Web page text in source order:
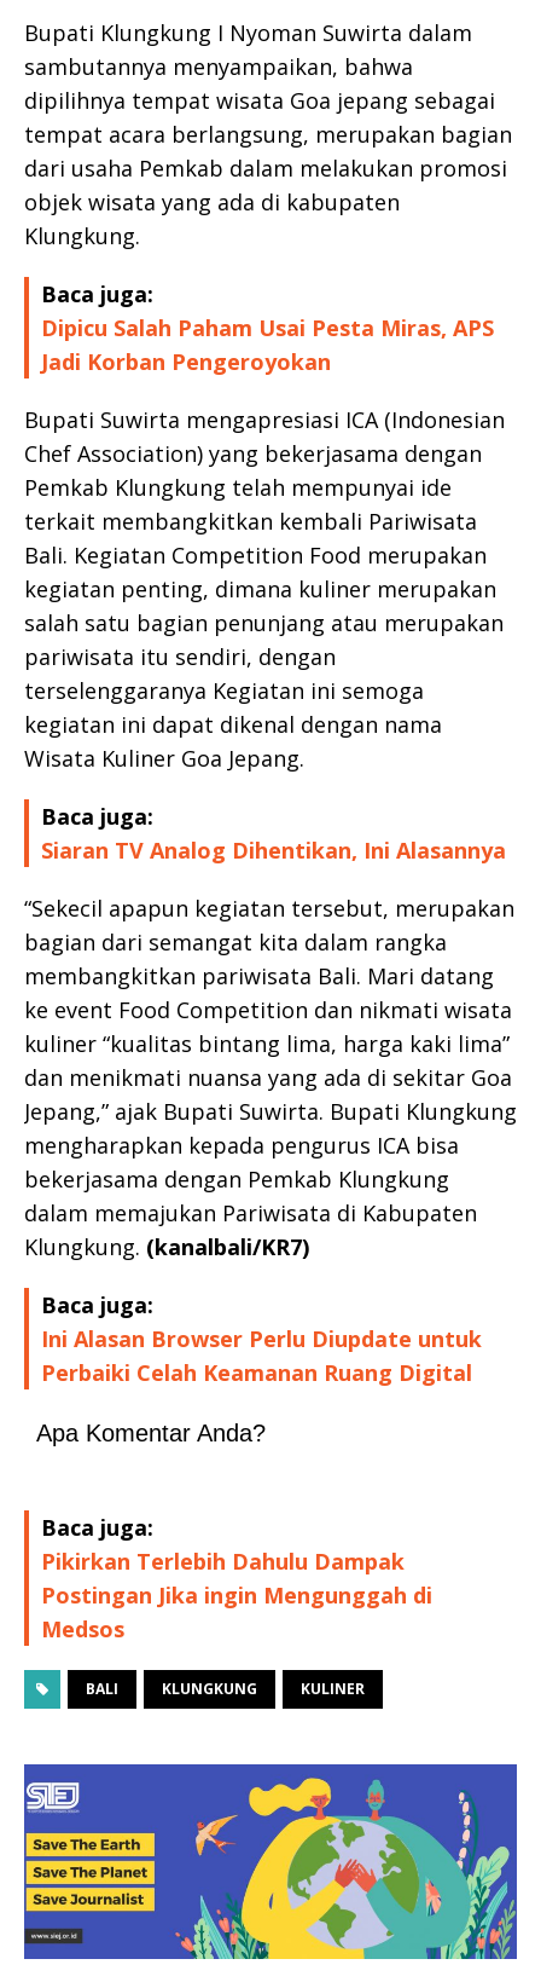
Bupati Klungkung I Nyoman Suwirta dalam
sambutannya menyampaikan, bahwa
dipilihnya tempat wisata Goa jepang sebagai
tempat acara berlangsung, merupakan bagian
dari usaha Pemkab dalam melakukan promosi
objek wisata yang ada di kabupaten
Klungkung.
Baca juga:
Dipicu Salah Paham Usai Pesta Miras, APS
Jadi Korban Pengeroyokan
Bupati Suwirta mengapresiasi ICA (Indonesian
Chef Association) yang bekerjasama dengan
Pemkab Klungkung telah mempunyai ide
terkait membangkitkan kembali Pariwisata
Bali. Kegiatan Competition Food merupakan
kegiatan penting, dimana kuliner merupakan
salah satu bagian penunjang atau merupakan
pariwisata itu sendiri, dengan
terselenggaranya Kegiatan ini semoga
kegiatan ini dapat dikenal dengan nama
Wisata Kuliner Goa Jepang.
Baca juga:
Siaran TV Analog Dihentikan, Ini Alasannya
“Sekecil apapun kegiatan tersebut, merupakan
bagian dari semangat kita dalam rangka
membangkitkan pariwisata Bali. Mari datang
ke event Food Competition dan nikmati wisata
kuliner “kualitas bintang lima, harga kaki lima”
dan menikmati nuansa yang ada di sekitar Goa
Jepang,” ajak Bupati Suwirta. Bupati Klungkung
mengharapkan kepada pengurus ICA bisa
bekerjasama dengan Pemkab Klungkung
dalam memajukan Pariwisata di Kabupaten
Klungkung. (kanalbali/KR7)
Baca juga:
Ini Alasan Browser Perlu Diupdate untuk
Perbaiki Celah Keamanan Ruang Digital
Apa Komentar Anda?
Baca juga:
Pikirkan Terlebih Dahulu Dampak
Postingan Jika ingin Mengunggah di
Medsos
BALI KLUNGKUNG KULINER